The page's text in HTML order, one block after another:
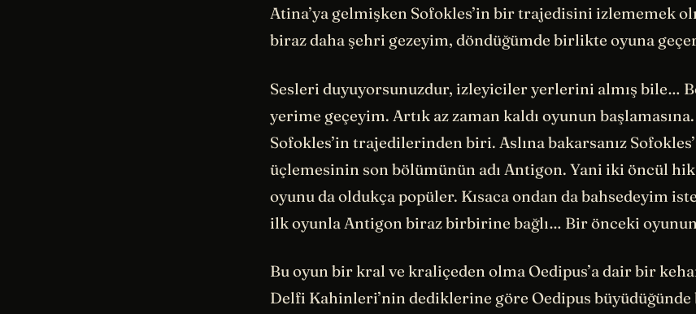
Atina’ya gelmişken Sofokles’in bir trajedisini izlememek
biraz daha şehri gezeyim, döndüğümde birlikte oyuna
Sesleri duyuyorsunuzdur, izleyiciler yerlerini almış bile…
yerime geçeyim. Artık az zaman kaldı oyunun
Sofokles’in trajedilerinden biri. Aslına bakarsanız
üçlemesinin son bölümünün adı Antigon. Yani iki öncül
oyunu da oldukça popüler. Kısaca ondan da bahsedeyim
ilk oyunla Antigon biraz birbirine bağlı… Bir önceki oyunun
Bu oyun bir kral ve kraliçeden olma Oedipus’a dair bir
Delfi Kahinleri’nin dediklerine göre Oedipus büyüdüğünde